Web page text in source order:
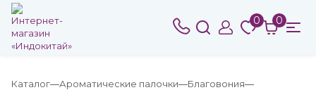
0 0
Каталог Ароматические палочки
Благовония